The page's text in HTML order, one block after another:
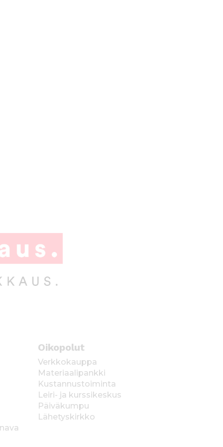
Oikopolut
Verkkokauppa
Materiaalipankki
Kustannustoiminta
Leiri- ja kurssikeskus
Päiväkumpu
Lähetyskirkko